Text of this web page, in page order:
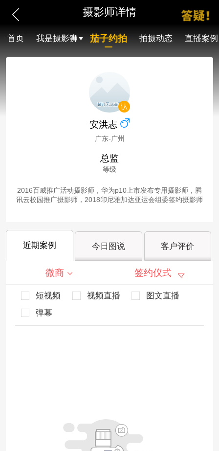
摄影师详情
首页 我是摄影狮 茄子约拍 拍摄动态 直播案例
安洪志
广东-广州
总监
等级
2016百威推广活动摄影师，华为p10上市发布专用摄影师，腾
讯云校园推广摄影师，2018印尼雅加达亚运会组委签约摄影师
近期案例 今日图说 客户评价
微商 签约仪式
短视频 视频直播
图文直播
弹幕